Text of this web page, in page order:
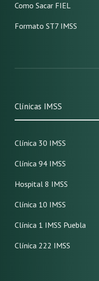
Como Sacar FIEL
Formato ST7 IMSS
Clínicas IMSS
Clínica 30 IMSS
Clínica 94 IMSS
Hospital 8 IMSS
Clínica 10 IMSS
Clínica 1 IMSS Puebla
Clínica 222 IMSS